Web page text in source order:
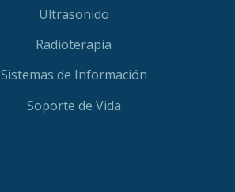
Ultrasonido
Radioterapia
Sistemas de Información
Soporte de Vida